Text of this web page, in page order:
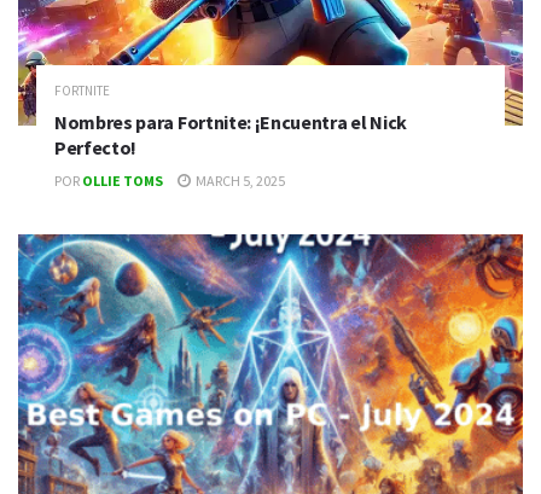
FORTNITE
Nombres para Fortnite: ¡Encuentra el Nick
Perfecto!
POR OLLIE TOMS MARCH 5, 2025